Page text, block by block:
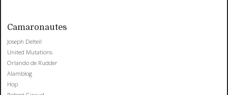
Camaronautes
Joseph Delteil
United Mutations
Orlando de Rudder
Alamblog
Hop